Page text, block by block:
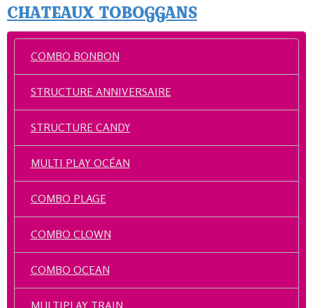
CHATEAUX TOBOGGANS
COMBO BONBON
STRUCTURE ANNIVERSAIRE
STRUCTURE CANDY
MULTI PLAY OCÉAN
COMBO PLAGE
COMBO CLOWN
COMBO OCEAN